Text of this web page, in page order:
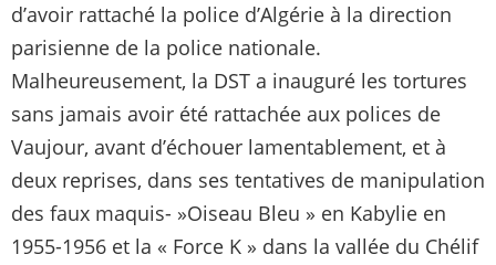
d’avoir rattaché la police d’Algérie à la direction
parisienne de la police nationale.
Malheureusement, la DST a inauguré les tortures
sans jamais avoir été rattachée aux polices de
Vaujour, avant d’échouer lamentablement, et à
deux reprises, dans ses tentatives de manipulation
des faux maquis- »Oiseau Bleu » en Kabylie en
1955-1956 et la « Force K » dans la vallée du Chélif